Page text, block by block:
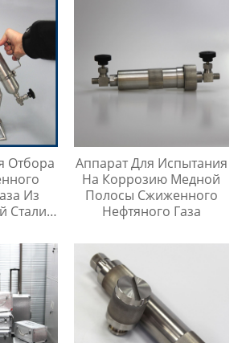
Отбора
Из
Стали
Аппарат Для Испытания
На Коррозию Медной
Полосы Сжиженного
Нефтяного Газа